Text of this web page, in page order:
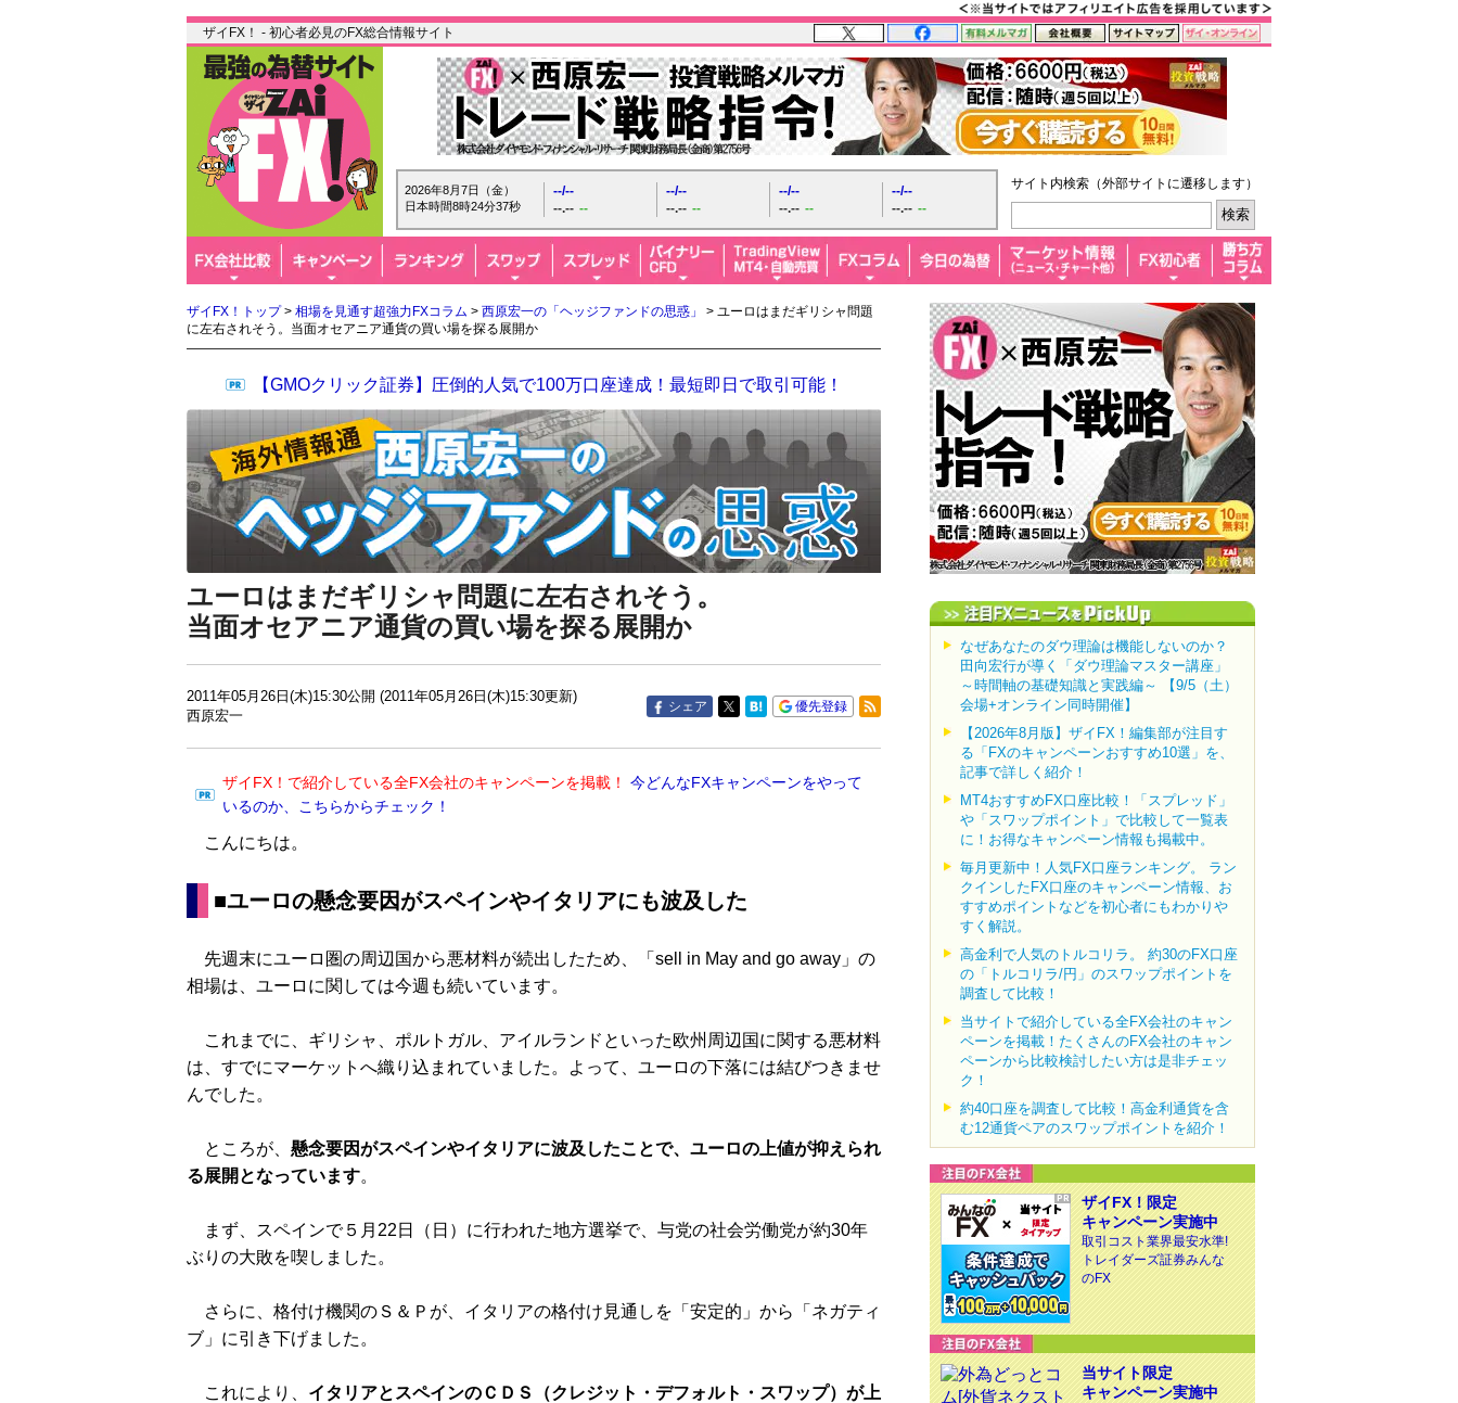
ザイFX！ - 初心者必見のFX総合情報サイト
2026年8月7日（金）
日本時間8時24分38秒
--/--
--.-- --
--/--
--.-- --
--/--
--.-- --
--/--
--.-- --
サイト内検索（外部サイトに遷移します）
ザイFX！トップ> 相場を見通す超強力FXコラム > 西原宏一の「ヘッジファンドの思惑」
> ユーロはまだギリシャ問題
に左右されそう。当面オセアニア通貨の買い場を探る展開か
【GMOクリック証券】圧倒的人気で100万口座達成！最短即日で取引可能！
ユーロはまだギリシャ問題に左右されそう。
当面オセアニア通貨の買い場を探る展開か
2011年05月26日(木)15:30公開 (2011年05月26日(木)15:30更新)
西原宏一
シェア 優先登録
ザイFX！で紹介している全FX会社のキャンペーンを掲載！
今どんなFXキャンペーンをやって
いるのか、こちらからチェック！
こんにちは。
■ユーロの懸念要因がスペインやイタリアにも波及した
先週末にユーロ圏の周辺国から悪材料が続出したため、「sell in May and go away」の
相場は、ユーロに関しては今週も続いています。
これまでに、ギリシャ、ポルトガル、アイルランドといった欧州周辺国に関する悪材料
は、すでにマーケットへ織り込まれていました。よって、ユーロの下落には結びつきませ
んでした。
ところが、 懸念要因がスペインやイタリアに波及したことで、ユーロの上値が抑えられ
る展開となっています。
まず、スペインで５月22日（日）に行われた地方選挙で、与党の社会労働党が約30年
ぶりの大敗を喫しました。
さらに、格付け機関のＳ＆Ｐが、イタリアの格付け見通しを「安定的」から「ネガティ
ブ」に引き下げました。
これにより、 イタリアとスペインのＣＤＳ（クレジット・デフォルト・スワップ）が上
なぜあなたのダウ理論は機能しないのか？
田向宏行が導く「ダウ理論マスター講座」
～時間軸の基礎知識と実践編～ 【9/5（土）
会場+オンライン同時開催】
【2026年8月版】ザイFX！編集部が注目す
る「FXのキャンペーンおすすめ10選」を、
記事で詳しく紹介！
MT4おすすめFX口座比較！「スプレッド」
や「スワップポイント」で比較して一覧表
に！お得なキャンペーン情報も掲載中。
毎月更新中！人気FX口座ランキング。 ラン
クインしたFX口座のキャンペーン情報、お
すすめポイントなどを初心者にもわかりや
すく解説。
高金利で人気のトルコリラ。 約30のFX口座
の「トルコリラ/円」のスワップポイントを
調査して比較！
当サイトで紹介している全FX会社のキャン
ペーンを掲載！たくさんのFX会社のキャン
ペーンから比較検討したい方は是非チェッ
ク！
約40口座を調査して比較！高金利通貨を含
む12通貨ペアのスワップポイントを紹介！
ザイFX！限定
キャンペーン実施中
取引コスト業界最安水準!
トレイダーズ証券みんな
のFX
当サイト限定
キャンペーン実施中